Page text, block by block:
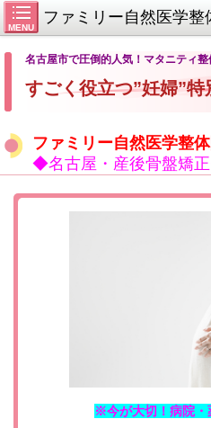
MENU
ファミリー自然医学整
名古屋市で圧倒的人気！マタニティ
すごく役立つ”妊婦”
ファミリー自然医学整
◆名古屋・産後骨盤矯
※今が大切！病院・